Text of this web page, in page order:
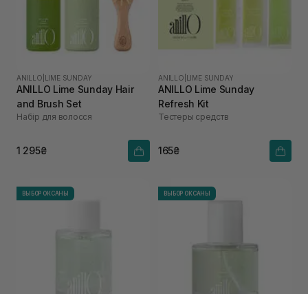
ANILLO LIME SUNDAY
ANILLO Lime Sunday Hair
and Brush Set
Набір для волосся
1 295₴
ANILLO LIME SUNDAY
ANILLO Lime Sunday
Refresh Kit
Тестеры средств
165₴
ВЫБОР ОКСАНЫ ВЫБОР ОКСАНЫ